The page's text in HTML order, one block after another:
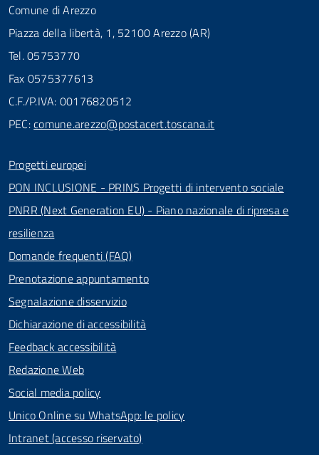
Comune di Arezzo
Piazza della libertà, 1, 52100 Arezzo (AR)
Tel. 05753770
Fax 0575377613
C.F./P.IVA: 00176820512
PEC:comune.arezzo@postacert.toscana.it
Progetti europei
PON INCLUSIONE - PRINS Progetti di intervento sociale
PNRR (Next Generation EU) - Piano nazionale di ripresa e
resilienza
Domande frequenti (FAQ)
Prenotazione appuntamento
Segnalazione disservizio
Dichiarazione di accessibilità
Feedback accessibilità
Redazione Web
Social media policy
Unico Online su WhatsApp: le policy
Intranet (accesso riservato)